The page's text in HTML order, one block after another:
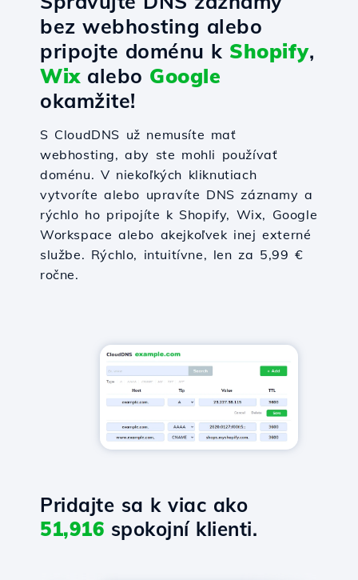
bez webhosting alebo
pripojte doménu k Shopify,
Wixalebo Google
okamžite!
S CloudDNS už nemusíte mať
webhosting, aby ste mohli používať
doménu. V niekoľkých kliknutiach
vytvoríte alebo upravíte DNS záznamy a
rýchlo ho pripojíte k Shopify, Wix, Google
Workspace alebo akejkoľvek inej externé
službe. Rýchlo, intuitívne, len za 5,99 €
ročne.
Pridajte sa k viac ako
51,916 spokojní klienti.